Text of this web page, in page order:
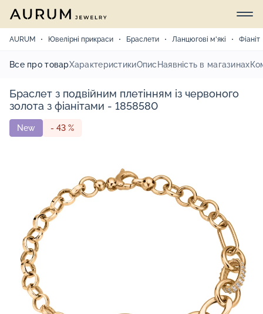
AURUM Ювелірні прикраси Браслети Ланцюгові м'які Фіаніт
Все про товарХарактеристикиОпис Наявність в магазинах
Браслет з подвійним плетінням із червоного
золота з фіанітами - 1858580
New - 43 %